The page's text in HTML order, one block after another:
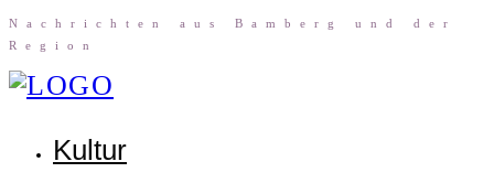
Nach­rich­ten aus Bam­berg und der
Region
Kul­tur